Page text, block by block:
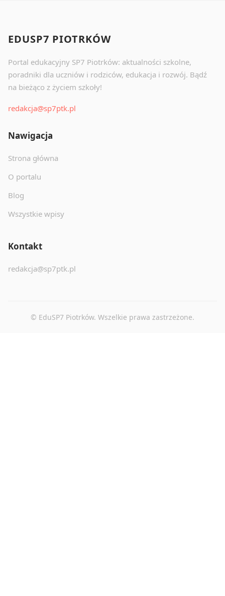
EDUSP7 PIOTRKÓW
Portal edukacyjny SP7 Piotrków: aktualności szkolne,
poradniki dla uczniów i rodziców, edukacja i rozwój. Bądź
na bieżąco z życiem szkoły!
redakcja@sp7ptk.pl
Nawigacja
Strona główna
O portalu
Blog
Wszystkie wpisy
Kontakt
redakcja@sp7ptk.pl
© EduSP7 Piotrków. Wszelkie prawa zastrzeżone.